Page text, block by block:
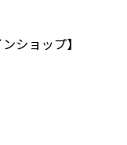
ショップ】